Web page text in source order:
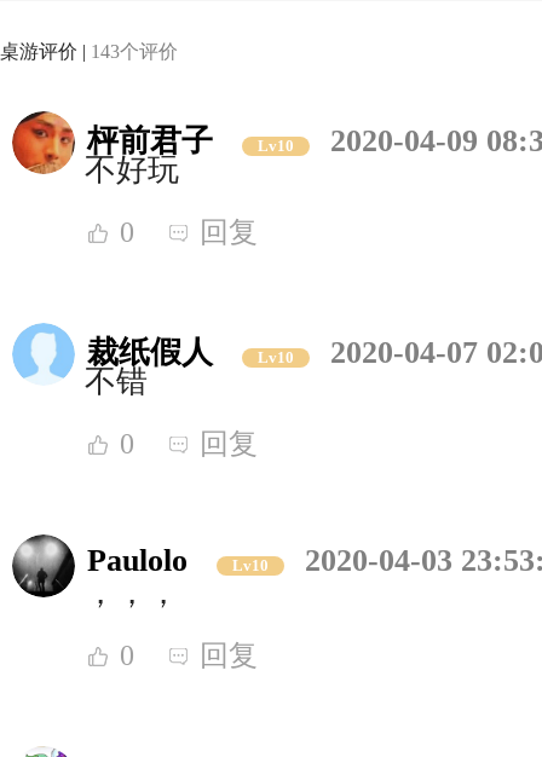
桌游评价 | 143个评价
枰前君子 Lv10
2020-04-09
不好玩
0 回复
裁纸假人 Lv10
2020-04-07
不错
0 回复
Paulolo Lv10
2020-04-03
，，，
0 回复